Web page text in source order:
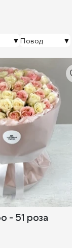
Повод
- 51 роза